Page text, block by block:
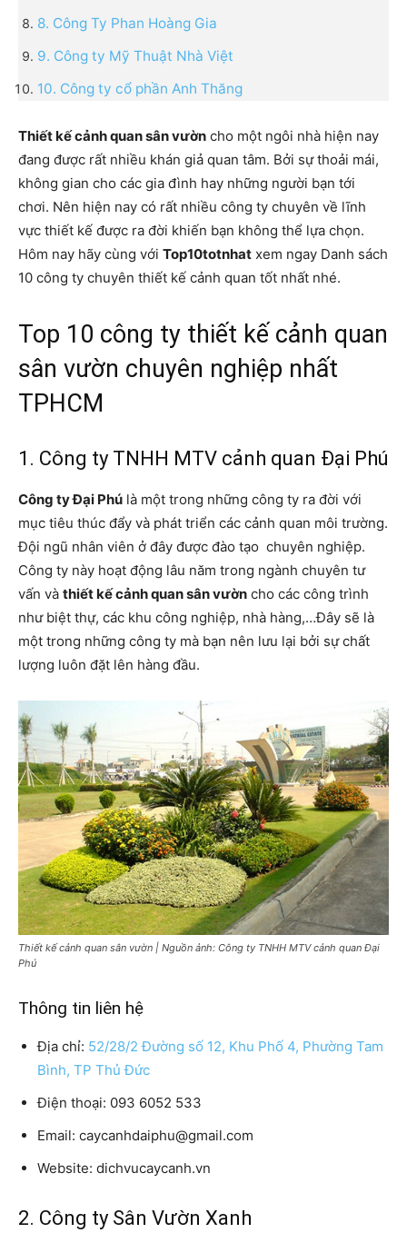
8. Công Ty Phan Hoàng Gia
9. Công ty Mỹ Thuật Nhà Việt
10. Công ty cổ phần Anh Thăng
Thiết kế cảnh quan sân vườn cho một ngôi nhà hiện nay
đang được rất nhiều khán giả quan tâm. Bởi sự thoải mái,
không gian cho các gia đình hay những người bạn tới
chơi. Nên hiện nay có rất nhiều công ty chuyên về lĩnh
vực thiết kế được ra đời khiến bạn không thể lựa chọn.
Hôm nay hãy cùng với Top10totnhat xem ngay Danh sách
10 công ty chuyên thiết kế cảnh quan tốt nhất nhé.
Top 10 công ty thiết kế cảnh quan
sân vườn chuyên nghiệp nhất
TPHCM
1. Công ty TNHH MTV cảnh quan Đại Phú
Công ty Đại Phú là một trong những công ty ra đời với
mục tiêu thúc đẩy và phát triển các cảnh quan môi trường.
Đội ngũ nhân viên ở đây được đào tạo chuyên nghiệp.
Công ty này hoạt động lâu năm trong ngành chuyên tư
vấn và thiết kế cảnh quan sân vườn cho các công trình
như biệt thự, các khu công nghiệp, nhà hàng,…Đây sẽ là
một trong những công ty mà bạn nên lưu lại bởi sự chất
lượng luôn đặt lên hàng đầu.
Thiết kế cảnh quan sân vườn | Nguồn ảnh: Công ty TNHH MTV cảnh quan Đại
Phú
Thông tin liên hệ
Địa chỉ: 52/28/2 Đường số 12, Khu Phố 4, Phường Tam
Bình, TP Thủ Đức
Điện thoại: 093 6052 533
Email: caycanhdaiphu@gmail.com
Website: dichvucaycanh.vn
2. Công ty Sân Vườn Xanh